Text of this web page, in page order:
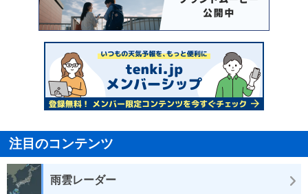
注目のコンテンツ
雨雲レーダー